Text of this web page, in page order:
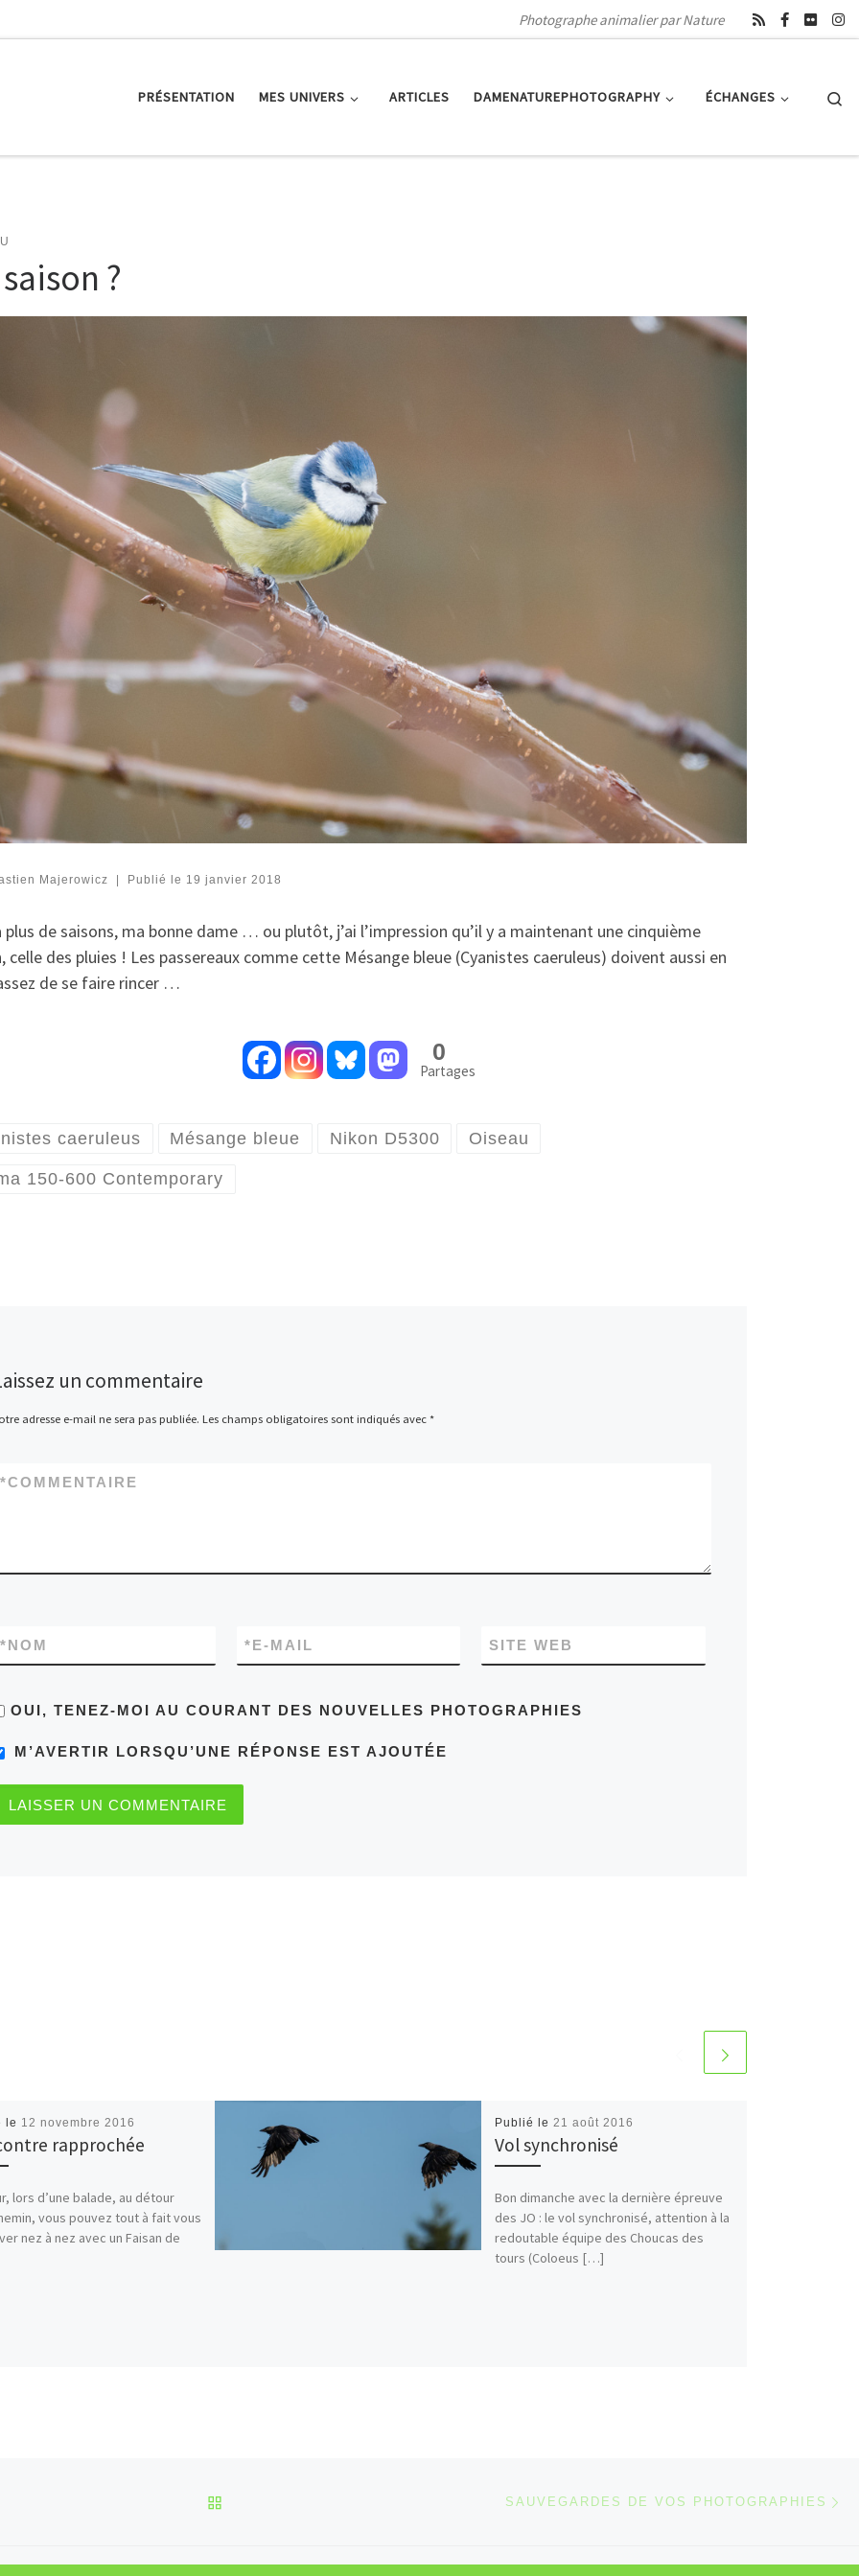
Photographe animalier par Nature
PRÉSENTATION MES UNIVERS ARTICLES DAMENATUREPHOTOGRAPHY ÉCHANGES
?
Majerowicz | Publié le 19 janvier 2018
plus de saisons, ma bonne dame … ou plutôt, j’ai l’impression qu’il y a maintenant une cinquième
celle des pluies ! Les passereaux comme cette Mésange bleue (Cyanistes caeruleus) doivent aussi en
de se faire rincer …
0
Partages
caeruleus Mésange bleue Nikon D5300 Oiseau
150-600 Contemporary
un commentaire
adresse e-mail ne sera pas publiée. Les champs obligatoires sont indiqués avec *
COMMENTAIRE
*
NOM
* E-MAIL
* SITE WEB
OUI, TENEZ-MOI AU COURANT DES NOUVELLES PHOTOGRAPHIES
M’AVERTIR LORSQU’UNE RÉPONSE EST AJOUTÉE
le 12 novembre 2016
rapprochée
lors d’une balade, au détour
vous pouvez tout à fait vous
nez à nez avec un Faisan de
Publié le 21 août 2016
Vol synchronisé
Bon dimanche avec la dernière épreuve
des JO : le vol synchronisé, attention à la
redoutable équipe des Choucas des
tours (Coloeus […]
RETOUR À LA LISTE DES ARTICLESSAUVEGARDES DE VOS PHOTOGRAPHIES